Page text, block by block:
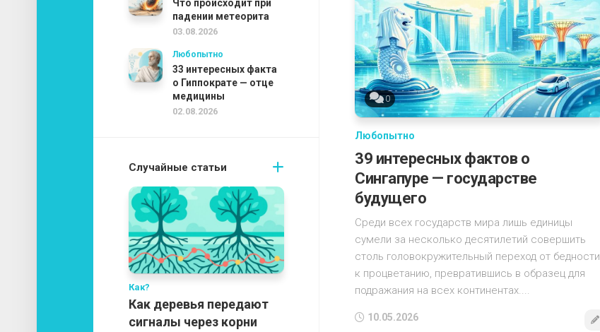
0
Любопытно
39 интересных фактов о
Сингапуре — государстве
будущего
Среди всех государств мира лишь единицы
сумели за несколько десятилетий совершить
столь головокружительный переход от бедности
к процветанию, превратившись в образец для
подражания на всех континентах....
10.05.2026
Что происходит при
падении метеорита
03.08.2026
Любопытно
33 интересных факта
о Гиппократе — отце
медицины
02.08.2026
Случайные статьи
Как?
Как деревья передают
сигналы через корни